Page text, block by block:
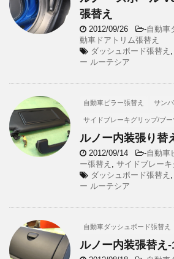
張替え
2012/09/26 -自動車
動車ドアトリム張替え
ダッシュボード張替え ,
ー ルーテシア
自動車ピラー張替え サン
サイドブレーキグリップ/ブー
ルノー内装張り替
2012/09/14 -自動車
ー張替え , サイドブレーキ
ダッシュボード張替え ,
ー ルーテシア
自動車ダッシュボード張替え
ルノー内装張替え-